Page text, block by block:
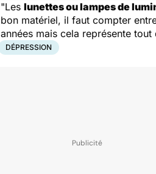
"Les lunettes ou lampes de
bon matériel, il faut compter
années mais cela représente
DÉPRESSION